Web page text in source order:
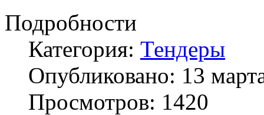
Подробности
Категория: Тендеры
Опубликовано: 13
Просмотров: 1420